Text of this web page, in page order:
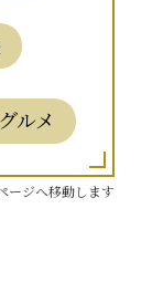
ルメ
ージへ移動します